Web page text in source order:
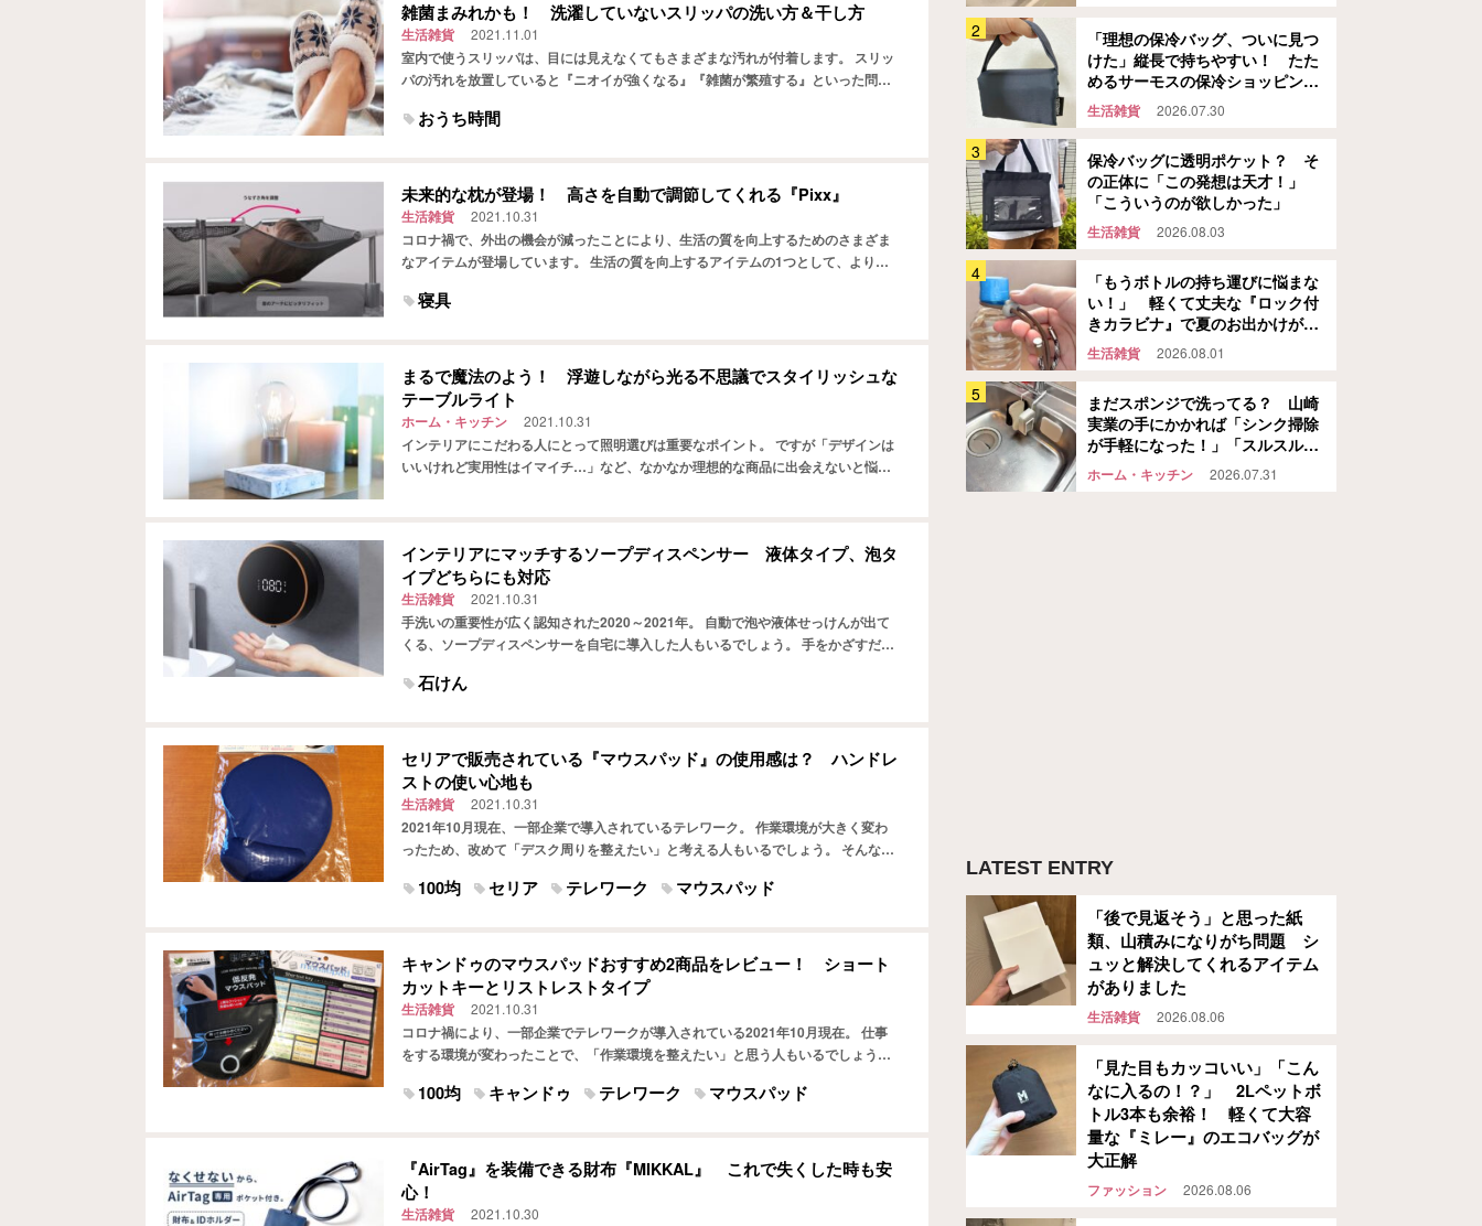
雑菌まみれかも！ 洗濯していないスリッパの洗い方＆干し方
生活雑貨 2021.11.01
室内で使うスリッパは、目には見えなくてもさまざまな汚れが付着します。 スリッ
パの汚れを放置していると『ニオイが強くなる』『雑菌が繁殖する』といった問題
おうち時間
未来的な枕が登場！ 高さを自動で調節してくれる『Pixx』
生活雑貨 2021.10.31
コロナ禍で、外出の機会が減ったことにより、生活の質を向上するためのさまざま
なアイテムが登場しています。 生活の質を向上するアイテムの1つとして、より快
寝具
まるで魔法のよう！ 浮遊しながら光る不思議でスタイリッシュな
テーブルライト
ホーム・キッチン 2021.10.31
インテリアにこだわる人にとって照明選びは重要なポイント。 ですが「デザインは
いいけれど実用性はイマイチ…」など、なかなか理想的な商品に出会えないと悩ん
インテリアにマッチするソープディスペンサー 液体タイプ、泡タ
イプどちらにも対応
生活雑貨 2021.10.31
手洗いの重要性が広く認知された2020～2021年。 自動で泡や液体せっけんが出て
くる、ソープディスペンサーを自宅に導入した人もいるでしょう。 手をかざすだけ
石けん
セリアで販売されている『マウスパッド』の使用感は？ ハンドレ
ストの使い心地も
生活雑貨 2021.10.31
2021年10月現在、一部企業で導入されているテレワーク。 作業環境が大きく変わ
ったため、改めて「デスク周りを整えたい」と考える人もいるでしょう。 そんな人
100均 セリア テレワーク マウスパッド
キャンドゥのマウスパッドおすすめ2商品をレビュー！ ショート
カットキーとリストレストタイプ
生活雑貨 2021.10.31
コロナ禍により、一部企業でテレワークが導入されている2021年10月現在。 仕事
をする環境が変わったことで、「作業環境を整えたい」と思う人もいるでしょう。
100均 キャンドゥ テレワーク マウスパッド
『AirTag』を装備できる財布『MIKKAL』 これで失くした時も安
心！
生活雑貨 2021.10.30
の正体に「この発想は天才！」
「こういうのが欲しかった」
ゃれに大変身！ この夏、蚊との
戦いはコレで制します！
生活雑貨 2026.08.04
きたグレゴリー『オールデイ』
を…
ファッション 2026.07.31
「理想の保冷バッグ、ついに見つ
けた」縦長で持ちやすい！ たた
めるサーモスの保冷ショッピング
バッグ
生活雑貨 2026.07.30
保冷バッグに透明ポケット？ そ
の正体に「この発想は天才！」
「こういうのが欲しかった」
生活雑貨 2026.08.03
「もうボトルの持ち運びに悩まな
い！」 軽くて丈夫な『ロック付
きカラビナ』で夏のお出かけが快
適になる
生活雑貨 2026.08.01
まだスポンジで洗ってる？ 山崎
実業の手にかかれば「シンク掃除
が手軽になった！」「スルスル洗
えて気持ちいい！」
ホーム・キッチン 2026.07.31
LATEST ENTRY
「後で見返そう」と思った紙
類、山積みになりがち問題 シ
ュッと解決してくれるアイテム
がありました
生活雑貨 2026.08.06
「見た目もカッコいい」「こん
なに入るの！？」 2Lペットボ
トル3本も余裕！ 軽くて大容
量な『ミレー』のエコバッグが
大正解
ファッション 2026.08.06